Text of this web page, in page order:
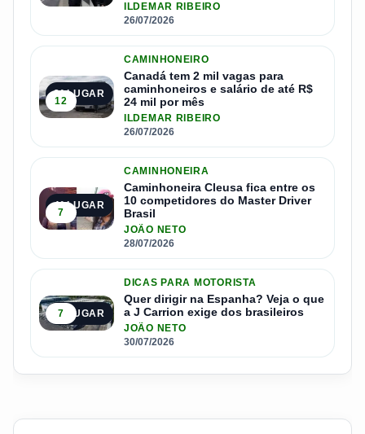
ILDEMAR RIBEIRO
26/07/2026
3º LUGAR
12
CAMINHONEIRO
Canadá tem 2 mil vagas para
caminhoneiros e salário de até R$
24 mil por mês
ILDEMAR RIBEIRO
26/07/2026
4º LUGAR
7
CAMINHONEIRA
Caminhoneira Cleusa fica entre os
10 competidores do Master Driver
Brasil
JOÃO NETO
28/07/2026
5º LUGAR
7
DICAS PARA MOTORISTA
Quer dirigir na Espanha? Veja o que
a J Carrion exige dos brasileiros
JOÃO NETO
30/07/2026